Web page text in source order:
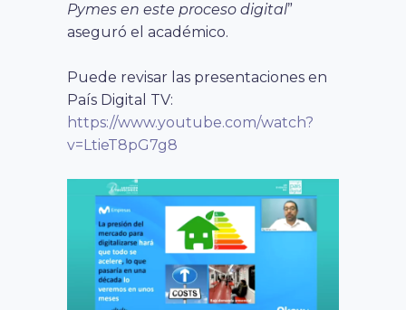
Pymes en este proceso digital”
aseguró el académico.
Puede revisar las presentaciones en
País Digital TV:
https://www.youtube.com/watch?
v=LtieT8pG7g8